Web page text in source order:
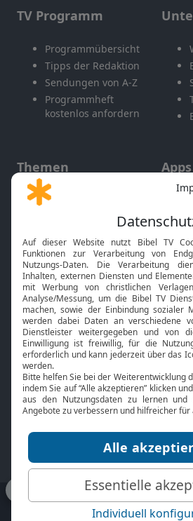
TV Programm
Programmübersicht
Tipps der Redaktion
Sendungen von A-Z
Programmheft
kostenlos anfordern
Themen
Gott und Bibel erklärt
Neuigkeiten
Bibel TV
Über uns
Jobs
Mediadaten
bibeltv.de: Impressum